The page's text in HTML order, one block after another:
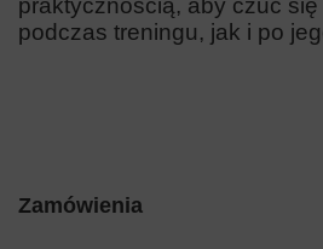
praktycznością, aby czuć
podczas treningu, jak i po
Zamówienia